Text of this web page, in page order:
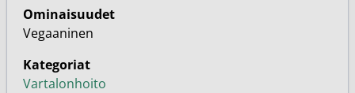
Ominaisuudet
Vegaaninen
Kategoriat
Vartalonhoito